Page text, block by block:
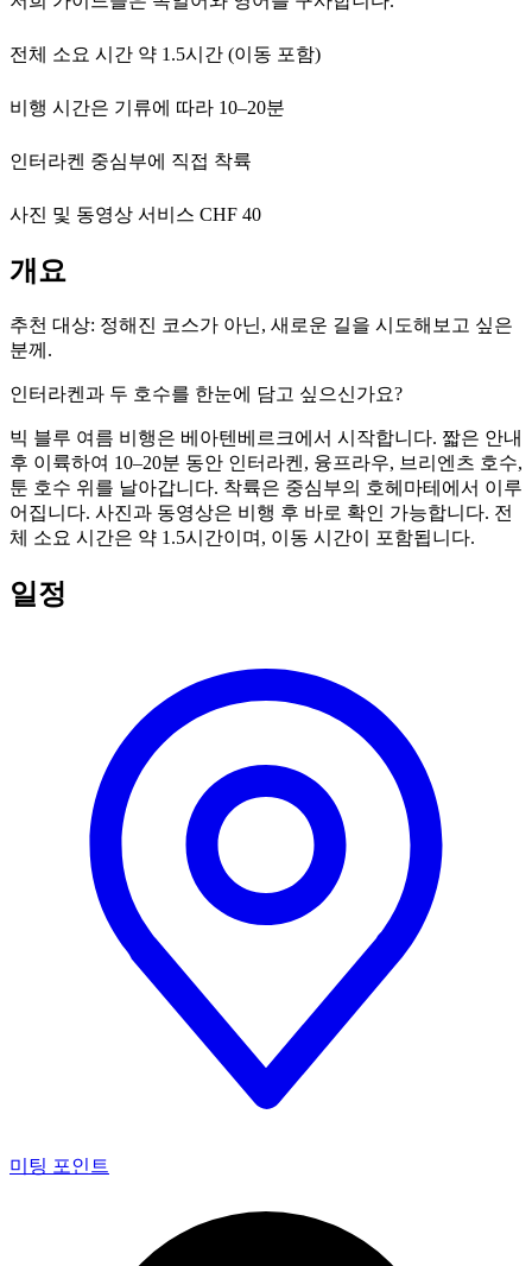
전체 소요 시간 약 1.5시간 (이동 포함)
비행 시간은 기류에 따라 10–20분
인터라켄 중심부에 직접 착륙
사진 및 동영상 서비스 CHF 40
개요
추천 대상: 정해진 코스가 아닌, 새로운 길을 시도해보고 싶은
분께.
인터라켄과 두 호수를 한눈에 담고 싶으신가요?
빅 블루 여름 비행은 베아텐베르크에서 시작합니다. 짧은 안내
후 이륙하여 10–20분 동안 인터라켄, 융프라우, 브리엔츠 호수,
툰 호수 위를 날아갑니다. 착륙은 중심부의 호헤마테에서 이루
어집니다. 사진과 동영상은 비행 후 바로 확인 가능합니다. 전
체 소요 시간은 약 1.5시간이며, 이동 시간이 포함됩니다.
일정
미팅 포인트